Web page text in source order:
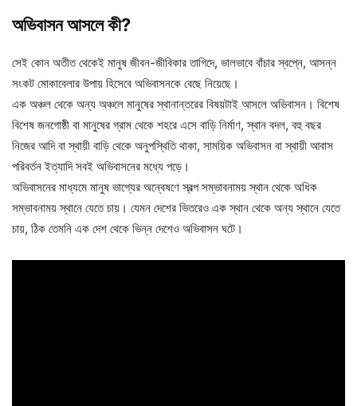
অভিবাসন আসলে কী?
সেই কোন অতীত থেকেই মানুষ জীবন-জীবিকার তাগিদে, ভালভাবে বাঁচার স্বপ্নে, আসন্ন
সংকট মোকাবেলার উপায় হিসেবে অভিবাসনকে বেছে নিয়েছে।
এক অঞ্চল থেকে অন্য অঞ্চলে মানুষের স্থানান্তরের বিষয়টাই আসলে অভিবাসন। বিশেষ
বিশেষ জনগোষ্ঠী বা মানুষের গ্রাম থেকে শহরে এসে বাড়ি নির্মাণ, স্থান বদল, বহু বছর
নিজের আদি বা স্থায়ী বাড়ি থেকে অনুপস্থিতি থাকা, সাময়িক অভিবাসন বা স্থায়ী আবাস
পরিবর্তন ইত্যাদি সবই অভিবাসনের মধ্যে পড়ে।
অভিবাসনের মাধ্যমে মানুষ ভাগ্যের অন্বেষণে স্বল্প সম্ভাবনাময় স্থান থেকে অধিক
সম্ভাবনাময় স্থানে যেতে চায়। যেমন দেশের ভিতরেও এক স্থান থেকে অন্য স্থানে যেতে
চায়, ঠিক তেমনি এক দেশ থেকে ভিন্ন দেশেও অভিবাসন ঘটে।